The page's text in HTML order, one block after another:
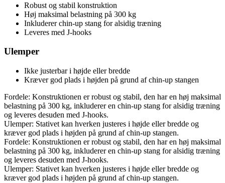
Robust og stabil konstruktion
Høj maksimal belastning på 300 kg
Inkluderer chin-up stang for alsidig træning
Leveres med J-hooks
Ulemper
Ikke justerbar i højde eller bredde
Kræver god plads i højden på grund af chin-up stangen
Fordele: Konstruktionen er robust og stabil, den har en høj maksimal
belastning på 300 kg, inkluderer en chin-up stang for alsidig træning
og leveres desuden med J-hooks.
Ulemper: Stativet kan hverken justeres i højde eller bredde og
kræver god plads i højden på grund af chin-up stangen.
Fordele: Konstruktionen er robust og stabil, den har en høj maksimal
belastning på 300 kg, inkluderer en chin-up stang for alsidig træning
og leveres desuden med J-hooks.
Ulemper: Stativet kan hverken justeres i højde eller bredde og
kræver god plads i højden på grund af chin-up stangen.